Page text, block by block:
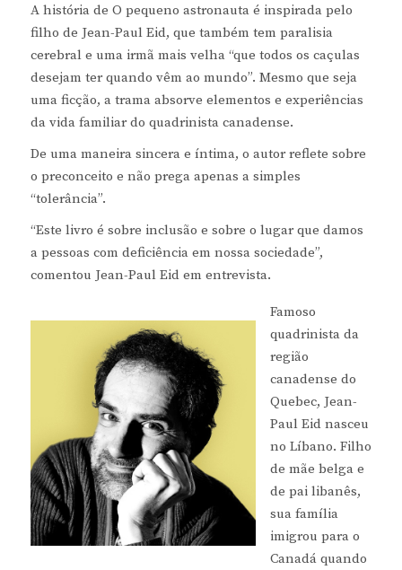
A história de O pequeno astronauta é inspirada pelo
filho de Jean-Paul Eid, que também tem paralisia
cerebral e uma irmã mais velha “que todos os caçulas
desejam ter quando vêm ao mundo”. Mesmo que seja
uma ficção, a trama absorve elementos e experiências
da vida familiar do quadrinista canadense.
De uma maneira sincera e íntima, o autor reflete sobre
o preconceito e não prega apenas a simples
“tolerância”.
“Este livro é sobre inclusão e sobre o lugar que damos
a pessoas com deficiência em nossa sociedade”,
comentou Jean-Paul Eid em entrevista.
Famoso
quadrinista da
região
canadense do
Quebec, Jean-
Paul Eid nasceu
no Líbano. Filho
de mãe belga e
de pai libanês,
sua família
imigrou para o
Canadá quando